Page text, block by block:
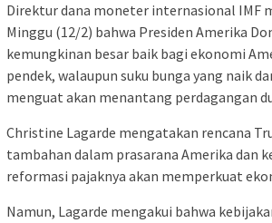
Direktur dana moneter internasional IMF
Minggu (12/2) bahwa Presiden Amerika
kemungkinan besar baik bagi ekonomi
pendek, walaupun suku bunga yang naik
menguat akan menantang perdagangan
Christine Lagarde mengatakan rencana
tambahan dalam prasarana Amerika dan
reformasi pajaknya akan memperkuat
Namun, Lagarde mengakui bahwa